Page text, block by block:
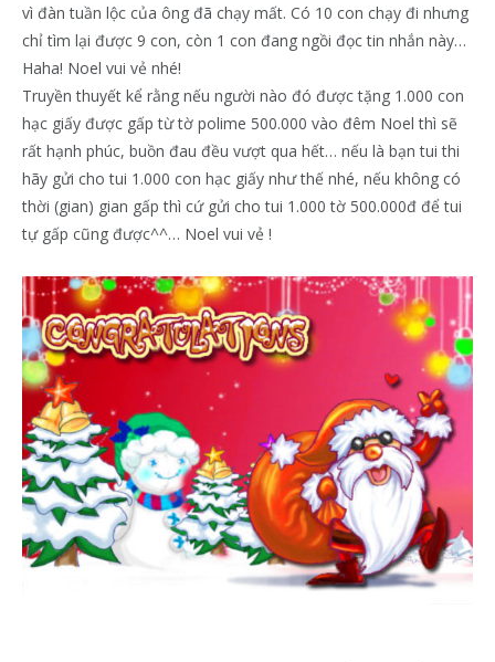
vì đàn tuần lộc của ông đã chạy mất. Có 10 con chạy đi nhưng
chỉ tìm lại được 9 con, còn 1 con đang ngồi đọc tin nhắn này…
Haha! Noel vui vẻ nhé!
Truyền thuyết kể rằng nếu người nào đó được tặng 1.000 con
hạc giấy được gấp từ tờ polime 500.000 vào đêm Noel thì sẽ
rất hạnh phúc, buồn đau đều vượt qua hết… nếu là bạn tui thi
hãy gửi cho tui 1.000 con hạc giấy như thế nhé, nếu không có
thời (gian) gian gấp thì cứ gửi cho tui 1.000 tờ 500.000đ để tui
tự gấp cũng được^^… Noel vui vẻ !